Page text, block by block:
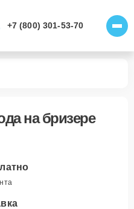
+7 (800) 301-53-70
на бризере